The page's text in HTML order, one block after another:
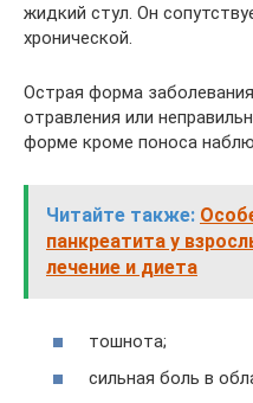
жидкий стул. Он
хронической.
Острая форма
отравления или
форме кроме поноса
Читайте также:
панкреатита у
лечение и диета
тошнота;
сильная боль в